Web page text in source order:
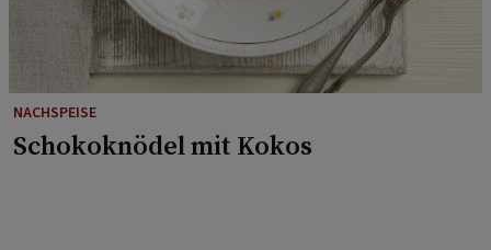
NACHSPEISE
Schokoknödel mit Kokos